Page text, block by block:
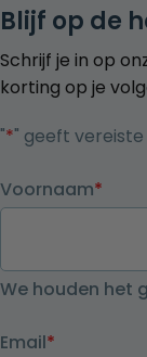
Blijf op de
Schrijf je in op
korting op je
"*" geeft
Voornaam*
We houden het
Email*